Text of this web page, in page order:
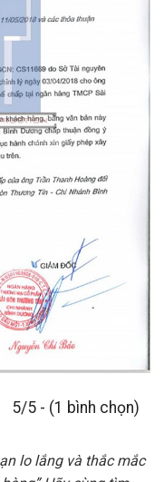
5/5 - (1 bình chọn)
lo lắng và thắc mắc